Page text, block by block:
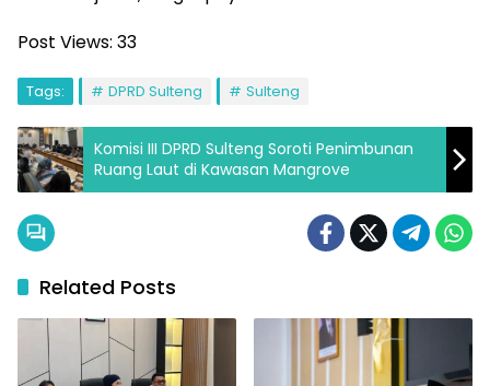
Post Views: 33
Tags: DPRD Sulteng Sulteng
Komisi III DPRD Sulteng Soroti Penimbunan
Ruang Laut di Kawasan Mangrove
Related Posts